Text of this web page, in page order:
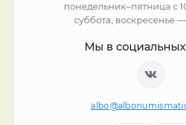
понедельник–пятница с
суббота, воскресенье
Мы в социальных